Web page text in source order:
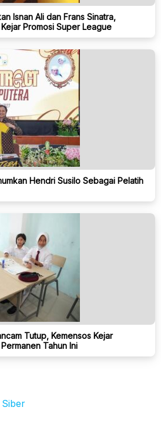
Isnan Ali dan Frans Sinatra,
Promosi Super League
Hendri Susilo Sebagai Pelatih
Tutup, Kemensos Kejar
Tahun Ini